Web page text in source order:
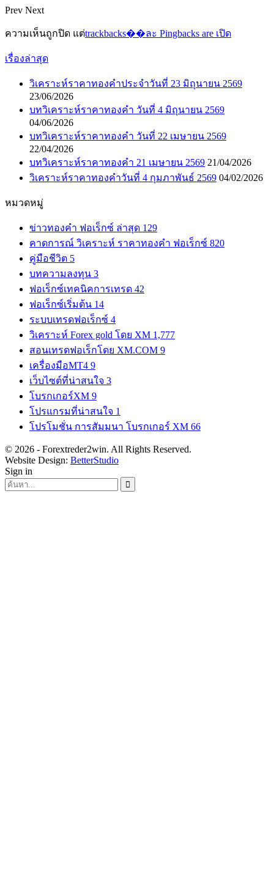
Prev Next
ความเห็นถูกปิด แต่trackbacks��ละ Pingbacks are เปิด
เรื่องล่าสุด
วิเคราะห์ราคาทองคำประจำวันที่ 23 มิถุนายน 2569
23/06/2026
บทวิเคราะห์ราคาทองคำ วันที่ 4 มิถุนายน 2569
04/06/2026
บทวิเคราะห์ราคาทองคำ วันที่ 22 เมษายน 2569
22/04/2026
บทวิเคราะห์ราคาทองคำ 21 เมษายน 2569 21/04/2026
วิเคราะห์ราคาทองคำวันที่ 4 กุมภาพันธ์ 2569 04/02/2026
หมวดหมู่
ข่าวทองคำ ฟอเร็กซ์ ล่าสุด 129
คาดการณ์ วิเคราะห์ ราคาทองคำ ฟอเร็กซ์ 820
คู่มือชีวิต 5
บทความลงทุน 3
ฟอเร็กซ์เทคนิคการเทรด 42
ฟอเร็กซ์เริ่มต้น 14
ระบบเทรดฟอเร็กซ์ 4
วิเคราะห์ Forex gold โดย XM 1,777
สอนเทรดฟอเร็กโดย XM.COM 9
เครื่องมือMT4 9
เว็บไซต์ที่น่าสนใจ 3
โบรกเกอร์XM 9
โปรแกรมที่น่าสนใจ 1
โปรโมชั่น การสัมมนา โบรกเกอร์ XM 66
© 2026 - Forextreder2win. All Rights Reserved.
Website Design: BetterStudio
Sign in